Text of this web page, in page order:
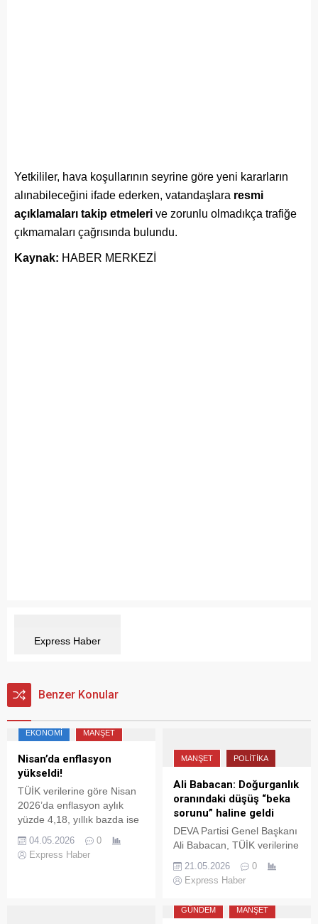
Yetkililer, hava koşullarının seyrine göre yeni kararların
alınabileceğini ifade ederken, vatandaşlara resmi
açıklamaları takip etmeleri ve zorunlu olmadıkça trafiğe
çıkmamaları çağrısında bulundu.
Kaynak: HABER MERKEZİ
Express Haber
Benzer Konular
EKONOMI MANŞET
Nisan’da enflasyon
yükseldi!
TÜİK verilerine göre Nisan
2026’da enflasyon aylık
yüzde 4,18, yıllık bazda ise
En yüksek artış konut
grubunda gerçekleşti.
04.05.2026
0
Express Haber
MANŞET POLITIKA
Ali Babacan: Doğurganlık
oranındaki düşüş “beka
sorunu” haline geldi
DEVA Partisi Genel Başkanı
Ali Babacan, TÜİK verilerine
doğurganlık hızını
değerlendirerek ekonomik
hayat pahalılığının
21.05.2026
0
Express Haber
GÜNDEM MANŞET